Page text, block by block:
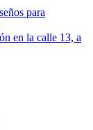
para
en la calle 13, a